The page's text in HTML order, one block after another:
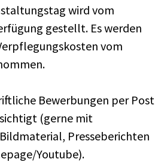
wird vom
gestellt. Es werden
vom
Bewerbungen per Post
(gerne mit
Presseberichten
Youtube).